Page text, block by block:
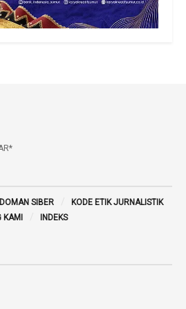
SIBER
KODE ETIK JURNALISTIK
INDEKS